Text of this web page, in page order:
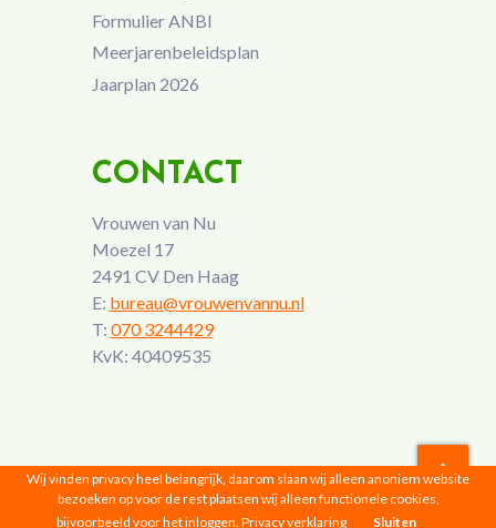
Formulier ANBI
Meerjarenbeleidsplan
Jaarplan 2026
CONTACT
Vrouwen van Nu
Moezel 17
2491 CV Den Haag
E: bureau@vrouwenvannu.nl
T: 070 3244429
KvK: 40409535
Vrouwen van Nu © 2026 |Privacyverklaring
Wij vinden privacy heel belangrijk, daarom slaan wij alleen anoniem website
bezoeken op voor de rest plaatsen wij alleen functionele cookies,
bijvoorbeeld voor het inloggen. Privacy verklaring Sluiten